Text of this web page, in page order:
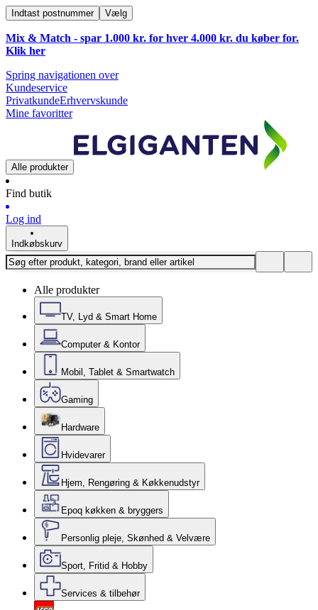
Indtast postnummer Vælg
Mix & Match - spar 1.000 kr. for hver 4.000 kr. du køber for.
Klik her
Spring navigationen over
Kundeservice
PrivatkundeErhvervskunde
Mine favoritter
Alle produkter
Find butik
Log ind
Indkøbskurv
Alle produkter
TV, Lyd & Smart Home
Computer & Kontor
Mobil, Tablet & Smartwatch
Gaming
Hardware
Hvidevarer
Hjem, Rengøring & Køkkenudstyr
Epoq køkken & bryggers
Personlig pleje, Skønhed & Velvære
Sport, Fritid & Hobby
Services & tilbehør